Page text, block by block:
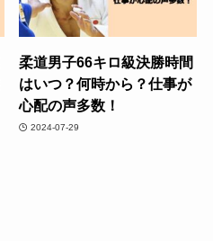
柔道男子66キロ級決勝時間
はいつ？何時から？仕事が
心配の声多数！
2024-07-29